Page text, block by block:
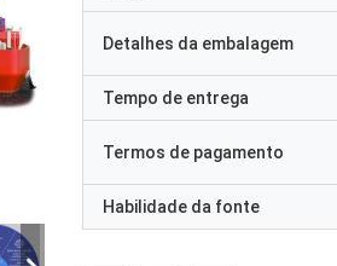
Detalhes da embalagem
Tempo de entrega
Termos de pagamento
Habilidade da fonte